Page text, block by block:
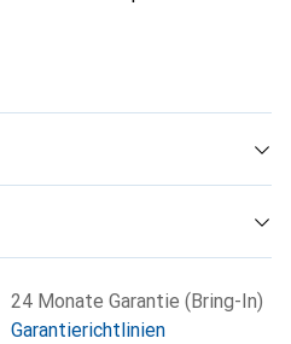
ist international für ihre
24 Monate Garantie (Bring-In)
Garantierichtlinien